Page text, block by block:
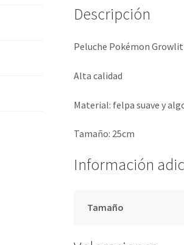
Descripción
Peluche Pokémon
Alta calidad
Material: felpa suave y
Tamaño: 25cm
Información
Tamaño